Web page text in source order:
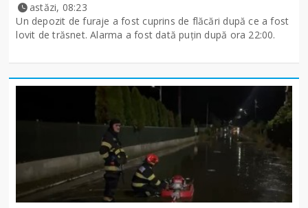
astăzi, 08:23
Un depozit de furaje a fost cuprins de flăcări după ce a fost
lovit de trăsnet. Alarma a fost dată puțin după ora 22:00.